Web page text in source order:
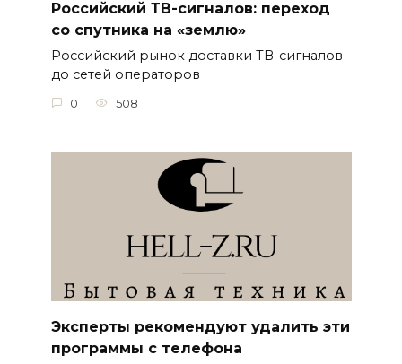
Российский ТВ-сигналов: переход
со спутника на «землю»
Российский рынок доставки ТВ-сигналов
до сетей операторов
0 508
Эксперты рекомендуют удалить эти
программы с телефона